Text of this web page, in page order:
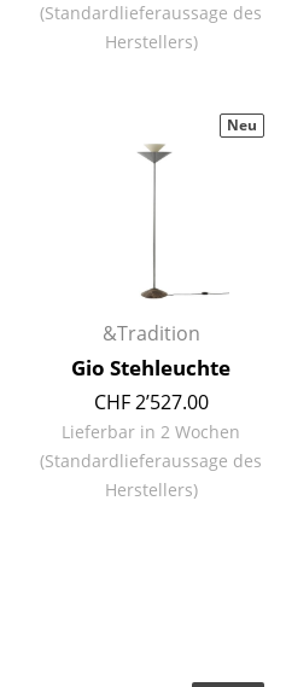
(Standardlieferaussage des
Herstellers)
&Tradition
Gio Stehleuchte
CHF 2’527.00
Lieferbar in 2 Wochen
(Standardlieferaussage des
Herstellers)
Neu